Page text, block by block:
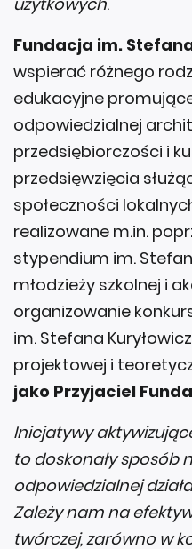
Fundacja im.
wspierać różnego
edukacyjne
odpowiedzialnej
przedsiębiorczości i
przedsięwzięcia
społeczności
realizowane m.in.
stypendium im.
młodzieży szkolnej i
organizowanie
im. Stefana
projektowej i
jako Przyjaciel
Inicjatywy
to doskonały sposób
odpowiedzialnej
Zależy nam na
twórczej, zarówno w